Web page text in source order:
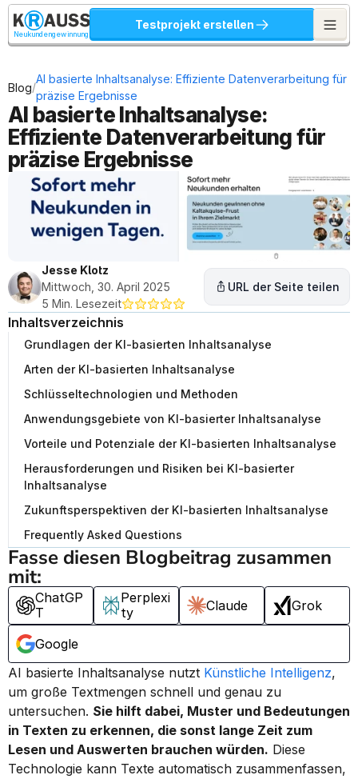
Neukundengewinnung
Testprojekt erstellen
Blog/
AI basierte Inhaltsanalyse: Effiziente Datenverarbeitung für
präzise Ergebnisse
AI basierte Inhaltsanalyse:
Effiziente Datenverarbeitung für
präzise Ergebnisse
Jesse Klotz
Mittwoch, 30. April 2025
5 Min. Lesezeit
URL der Seite teilen
Inhaltsverzeichnis
Grundlagen der KI-basierten Inhaltsanalyse
Arten der KI-basierten Inhaltsanalyse
Schlüsseltechnologien und Methoden
Anwendungsgebiete von KI-basierter Inhaltsanalyse
Vorteile und Potenziale der KI-basierten Inhaltsanalyse
Herausforderungen und Risiken bei KI-basierter
Inhaltsanalyse
Zukunftsperspektiven der KI-basierten Inhaltsanalyse
Frequently Asked Questions
Fasse diesen Blogbeitrag zusammen
mit:
ChatGP
T
Perplexi
ty
Claude Grok
Google
AI basierte Inhaltsanalyse nutzt Künstliche Intelligenz,
um große Textmengen schnell und genau zu
untersuchen. Sie hilft dabei, Muster und Bedeutungen
in Texten zu erkennen, die sonst lange Zeit zum
Lesen und Auswerten brauchen würden. Diese
Technologie kann Texte automatisch zusammenfassen,